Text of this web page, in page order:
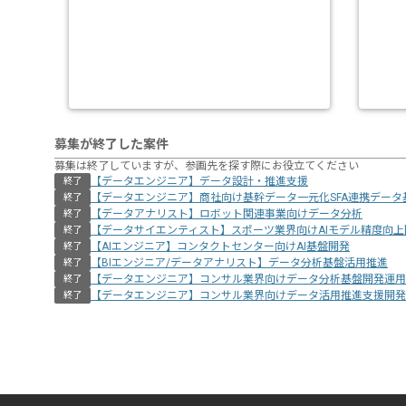
募集が終了した案件
募集は終了していますが、参画先を探す際にお役立てください
終了 【データエンジニア】データ設計・推進支援
終了 【データエンジニア】商社向け基幹データ一元化SFA連携デー
終了 【データアナリスト】ロボット関連事業向けデータ分析
終了 【データサイエンティスト】スポーツ業界向けAIモデル精度向
終了 【AIエンジニア】コンタクトセンター向けAI基盤開発
終了 【BIエンジニア/データアナリスト】データ分析基盤活用推進
終了 【データエンジニア】コンサル業界向けデータ分析基盤開発運用
終了 【データエンジニア】コンサル業界向けデータ活用推進支援開発